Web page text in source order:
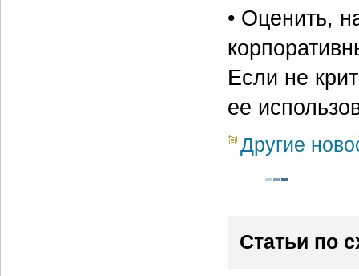
• Оценить,
Если не
ее
Другие
Статьи по